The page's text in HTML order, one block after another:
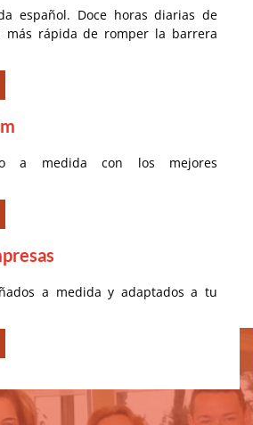
español. Doce horas diarias de
más rápida de romper la barrera
a medida con los mejores
a medida y adaptados a tu